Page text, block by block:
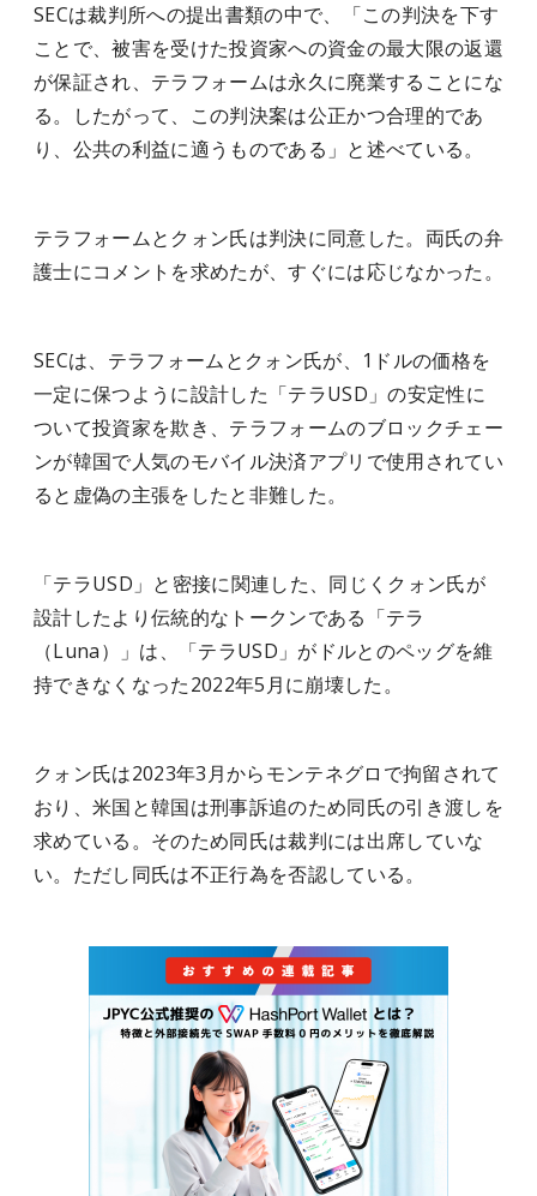
SECは裁判所への提出書類の中で、「この判決を下す
ことで、被害を受けた投資家への資金の最大限の返還
が保証され、テラフォームは永久に廃業することにな
る。したがって、この判決案は公正かつ合理的であ
り、公共の利益に適うものである」と述べている。
テラフォームとクォン氏は判決に同意した。両氏の弁
護士にコメントを求めたが、すぐには応じなかった。
SECは、テラフォームとクォン氏が、1ドルの価格を
一定に保つように設計した「テラUSD」の安定性に
ついて投資家を欺き、テラフォームのブロックチェー
ンが韓国で人気のモバイル決済アプリで使用されてい
ると虚偽の主張をしたと非難した。
「テラUSD」と密接に関連した、同じくクォン氏が
設計したより伝統的なトークンである「テラ
（Luna）」は、「テラUSD」がドルとのペッグを維
持できなくなった2022年5月に崩壊した。
クォン氏は2023年3月からモンテネグロで拘留されて
おり、米国と韓国は刑事訴追のため同氏の引き渡しを
求めている。そのため同氏は裁判には出席していな
い。ただし同氏は不正行為を否認している。